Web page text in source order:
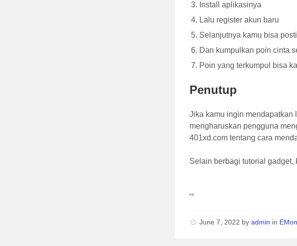
Install aplikasinya
Lalu register akun baru
Selanjutnya kamu bisa
Dan kumpulkan poin cinta
Poin yang terkumpul bisa
Penutup
Jika kamu ingin
mengharuskan pengguna
401xd.com tentang cara
Selain berbagi tutorial
June 7, 2022 byadmin in